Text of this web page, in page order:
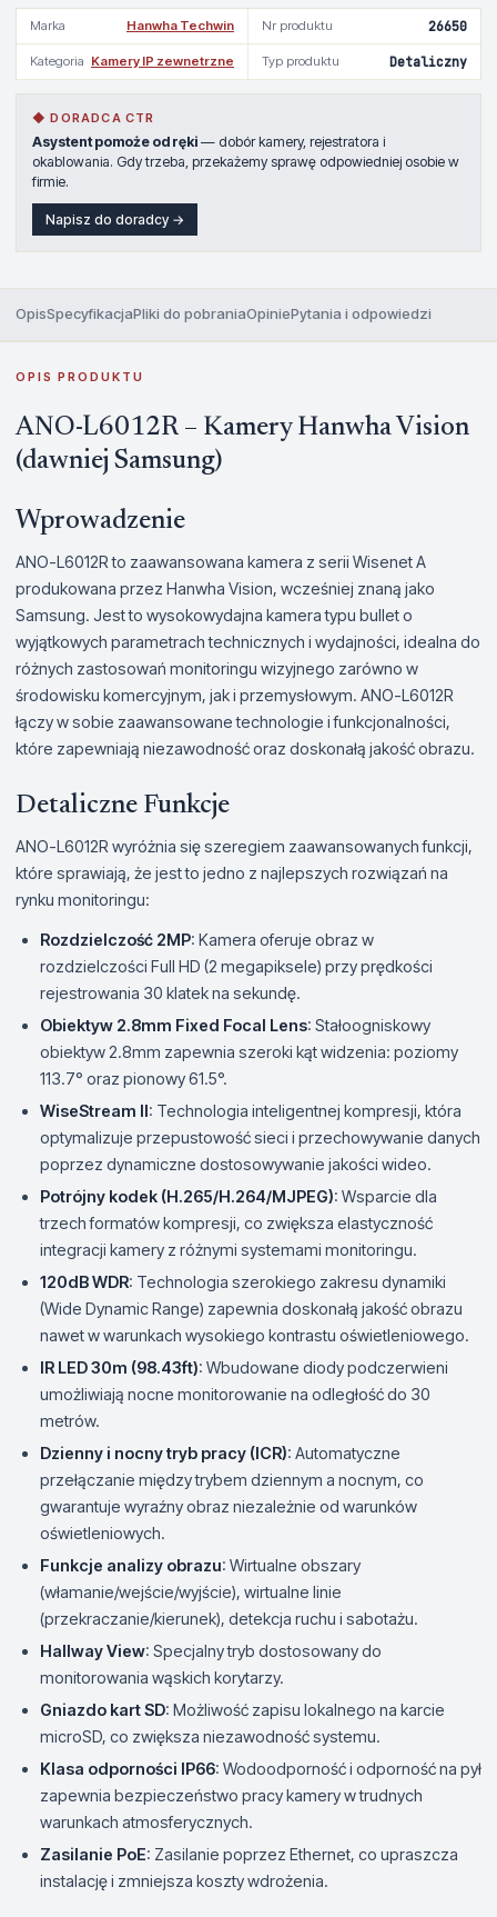
Marka Hanwha Techwin Nr produktu 26650
Kategoria Kamery IP zewnetrzne Typ produktu Detaliczny
◆ DORADCA CTR
Asystent pomoże od ręki — dobór kamery, rejestratora i
okablowania. Gdy trzeba, przekażemy sprawę odpowiedniej osobie w
firmie.
Napisz do doradcy →
OpisSpecyfikacjaPliki do pobraniaOpiniePytania i odpowiedzi
OPIS PRODUKTU
ANO-L6012R – Kamery Hanwha Vision
(dawniej Samsung)
Wprowadzenie
ANO-L6012R to zaawansowana kamera z serii Wisenet A
produkowana przez Hanwha Vision, wcześniej znaną jako
Samsung. Jest to wysokowydajna kamera typu bullet o
wyjątkowych parametrach technicznych i wydajności, idealna do
różnych zastosowań monitoringu wizyjnego zarówno w
środowisku komercyjnym, jak i przemysłowym. ANO-L6012R
łączy w sobie zaawansowane technologie i funkcjonalności,
które zapewniają niezawodność oraz doskonałą jakość obrazu.
Detaliczne Funkcje
ANO-L6012R wyróżnia się szeregiem zaawansowanych funkcji,
które sprawiają, że jest to jedno z najlepszych rozwiązań na
rynku monitoringu:
Rozdzielczość 2MP: Kamera oferuje obraz w
rozdzielczości Full HD (2 megapiksele) przy prędkości
rejestrowania 30 klatek na sekundę.
Obiektyw 2.8mm Fixed Focal Lens: Stałoogniskowy
obiektyw 2.8mm zapewnia szeroki kąt widzenia: poziomy
113.7° oraz pionowy 61.5°.
WiseStream II: Technologia inteligentnej kompresji, która
optymalizuje przepustowość sieci i przechowywanie danych
poprzez dynamiczne dostosowywanie jakości wideo.
Potrójny kodek (H.265/H.264/MJPEG): Wsparcie dla
trzech formatów kompresji, co zwiększa elastyczność
integracji kamery z różnymi systemami monitoringu.
120dB WDR: Technologia szerokiego zakresu dynamiki
(Wide Dynamic Range) zapewnia doskonałą jakość obrazu
nawet w warunkach wysokiego kontrastu oświetleniowego.
IR LED 30m (98.43ft): Wbudowane diody podczerwieni
umożliwiają nocne monitorowanie na odległość do 30
metrów.
Dzienny i nocny tryb pracy (ICR): Automatyczne
przełączanie między trybem dziennym a nocnym, co
gwarantuje wyraźny obraz niezależnie od warunków
oświetleniowych.
Funkcje analizy obrazu: Wirtualne obszary
(włamanie/wejście/wyjście), wirtualne linie
(przekraczanie/kierunek), detekcja ruchu i sabotażu.
Hallway View: Specjalny tryb dostosowany do
monitorowania wąskich korytarzy.
Gniazdo kart SD: Możliwość zapisu lokalnego na karcie
microSD, co zwiększa niezawodność systemu.
Klasa odporności IP66: Wodoodporność i odporność na pył
zapewnia bezpieczeństwo pracy kamery w trudnych
warunkach atmosferycznych.
Zasilanie PoE: Zasilanie poprzez Ethernet, co upraszcza
instalację i zmniejsza koszty wdrożenia.